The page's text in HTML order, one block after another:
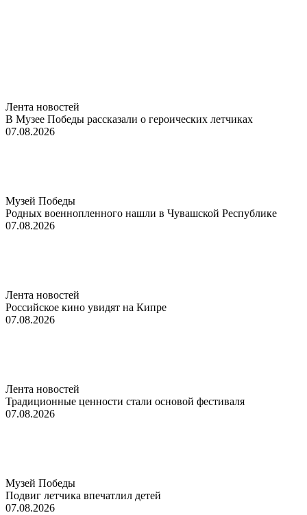
Лента новостей
В Музее Победы рассказали о героических летчиках
07.08.2026
Музей Победы
Родных военнопленного нашли в Чувашской Республике
07.08.2026
Лента новостей
Российское кино увидят на Кипре
07.08.2026
Лента новостей
Традиционные ценности стали основой фестиваля
07.08.2026
Музей Победы
Подвиг летчика впечатлил детей
07.08.2026